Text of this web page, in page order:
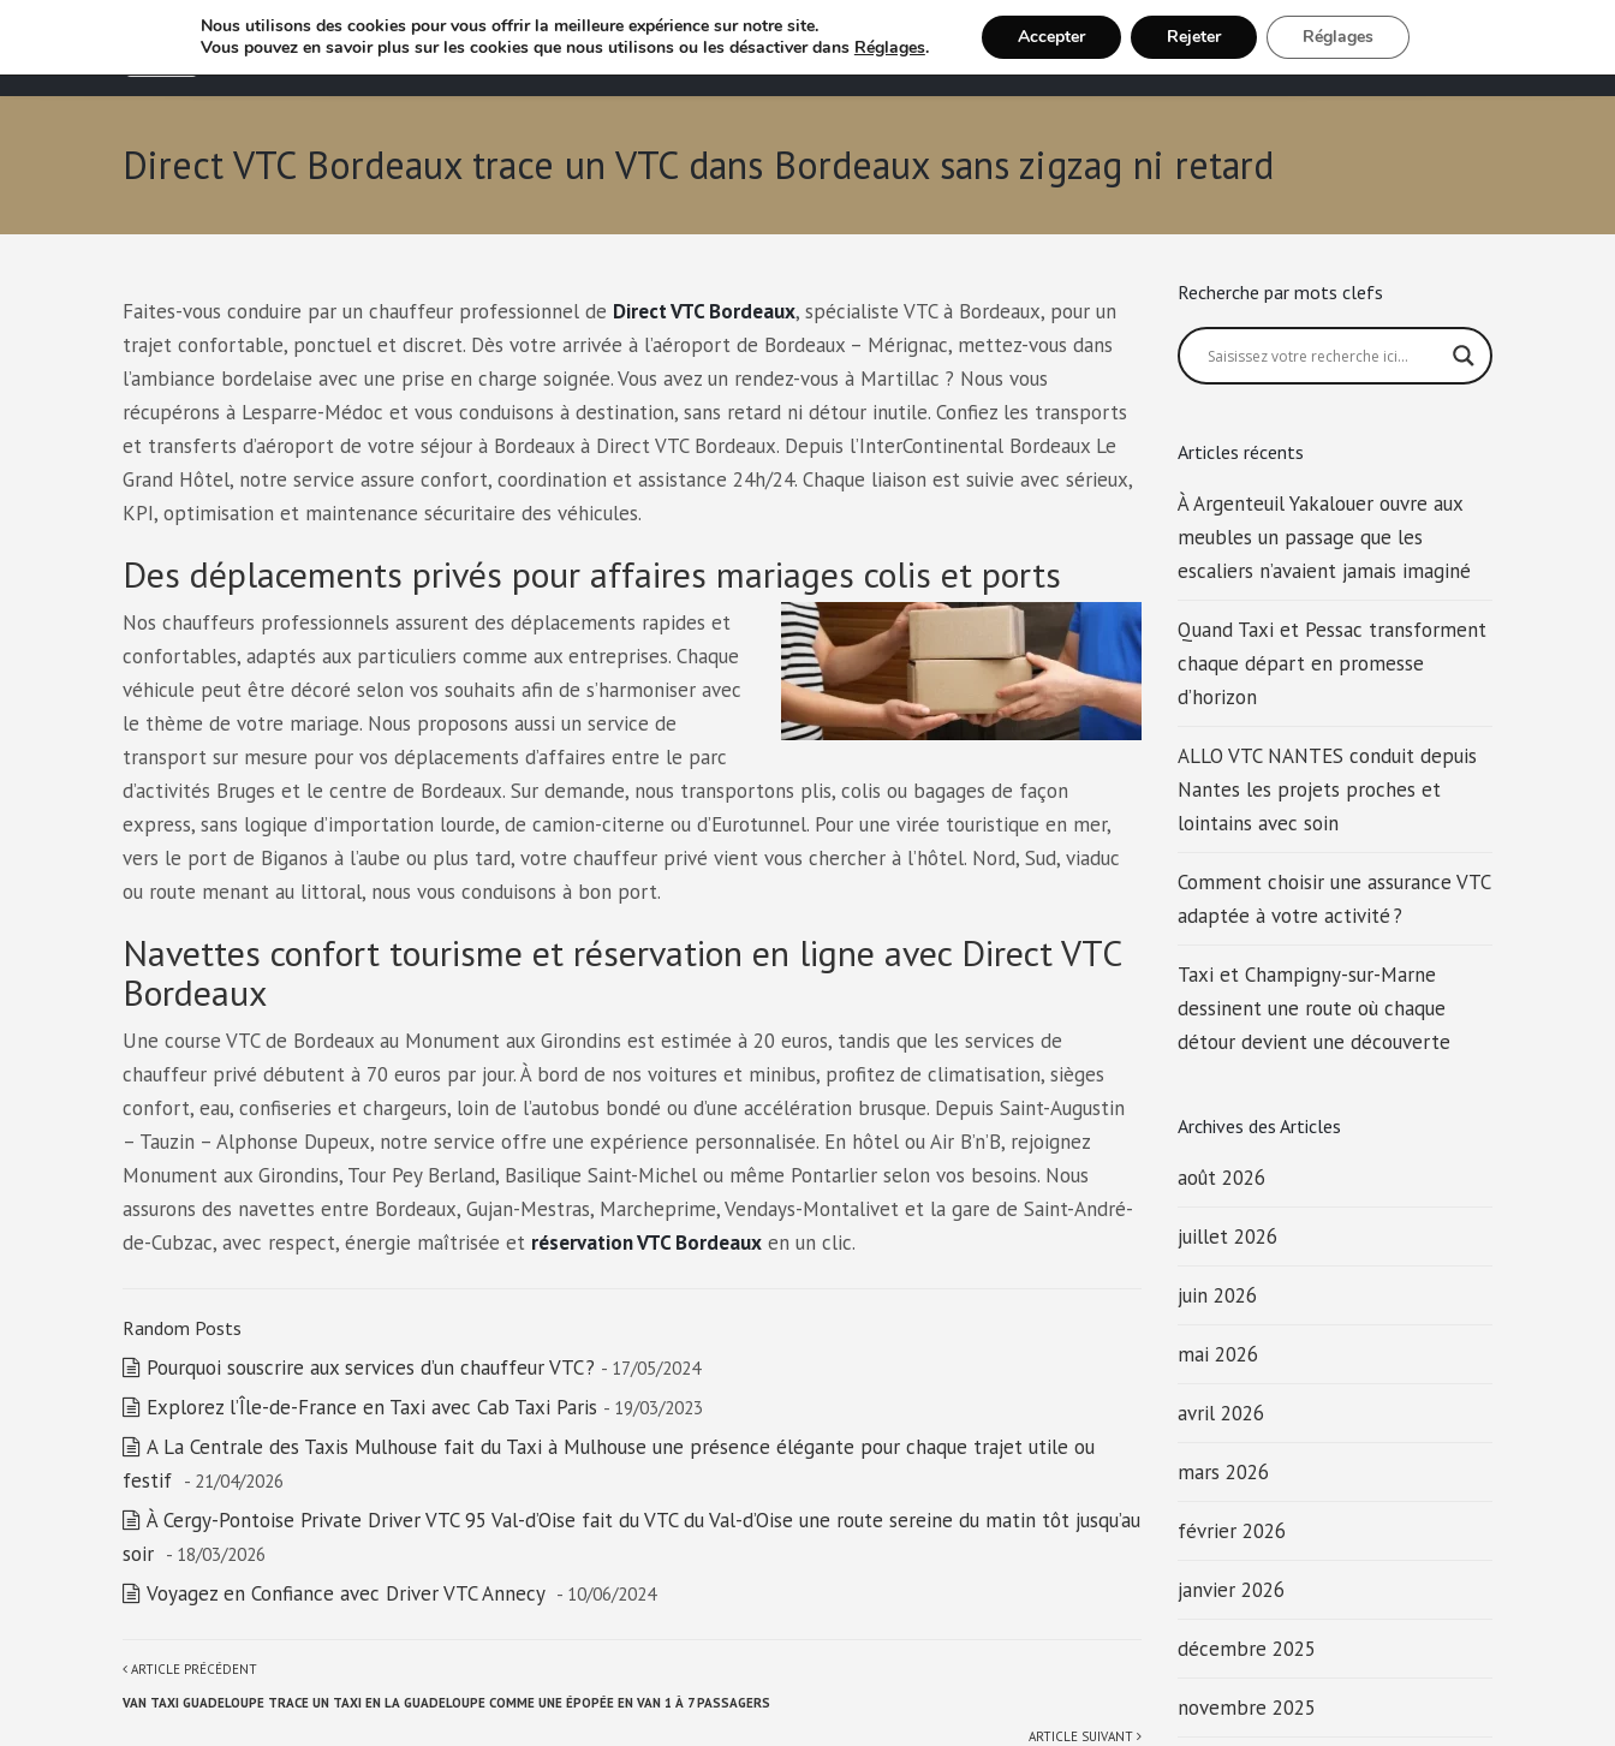
Annuaire VTC Recherche Chauffeur VTC Inscription Chauffeur
Direct VTC Bordeaux trace un VTC dans Bordeaux sans zigzag ni retard
Faites-vous conduire par un chauffeur professionnel de Direct VTC Bordeaux, spécialiste VTC à Bordeaux, pour un
trajet confortable, ponctuel et discret. Dès votre arrivée à l’aéroport de Bordeaux – Mérignac, mettez-vous dans
l’ambiance bordelaise avec une prise en charge soignée. Vous avez un rendez-vous à Martillac ? Nous vous
récupérons à Lesparre-Médoc et vous conduisons à destination, sans retard ni détour inutile. Confiez les transports
et transferts d’aéroport de votre séjour à Bordeaux à Direct VTC Bordeaux. Depuis l’InterContinental Bordeaux Le
Grand Hôtel, notre service assure confort, coordination et assistance 24h/24. Chaque liaison est suivie avec sérieux,
KPI, optimisation et maintenance sécuritaire des véhicules.
Des déplacements privés pour affaires mariages colis et ports
Nos chauffeurs professionnels assurent des déplacements rapides et
confortables, adaptés aux particuliers comme aux entreprises. Chaque
véhicule peut être décoré selon vos souhaits afin de s’harmoniser avec
le thème de votre mariage. Nous proposons aussi un service de
transport sur mesure pour vos déplacements d’affaires entre le parc
d’activités Bruges et le centre de Bordeaux. Sur demande, nous transportons plis, colis ou bagages de façon
express, sans logique d’importation lourde, de camion-citerne ou d’Eurotunnel. Pour une virée touristique en mer,
vers le port de Biganos à l’aube ou plus tard, votre chauffeur privé vient vous chercher à l’hôtel. Nord, Sud, viaduc
ou route menant au littoral, nous vous conduisons à bon port.
Navettes confort tourisme et réservation en ligne avec Direct VTC
Bordeaux
Une course VTC de Bordeaux au Monument aux Girondins est estimée à 20 euros, tandis que les services de
chauffeur privé débutent à 70 euros par jour. À bord de nos voitures et minibus, profitez de climatisation, sièges
confort, eau, confiseries et chargeurs, loin de l’autobus bondé ou d’une accélération brusque. Depuis Saint-Augustin
– Tauzin – Alphonse Dupeux, notre service offre une expérience personnalisée. En hôtel ou Air B’n’B, rejoignez
Monument aux Girondins, Tour Pey Berland, Basilique Saint-Michel ou même Pontarlier selon vos besoins. Nous
assurons des navettes entre Bordeaux, Gujan-Mestras, Marcheprime, Vendays-Montalivet et la gare de Saint-André-
de-Cubzac, avec respect, énergie maîtrisée et réservation VTC Bordeaux en un clic.
Random Posts
Pourquoi souscrire aux services d’un chauffeur VTC ? - 17/05/2024
Explorez l’Île-de-France en Taxi avec Cab Taxi Paris - 19/03/2023
A La Centrale des Taxis Mulhouse fait du Taxi à Mulhouse une présence élégante pour chaque trajet utile ou
festif - 21/04/2026
À Cergy-Pontoise Private Driver VTC 95 Val-d’Oise fait du VTC du Val-d’Oise une route sereine du matin tôt jusqu’au
soir - 18/03/2026
Voyagez en Confiance avec Driver VTC Annecy - 10/06/2024
ARTICLE PRÉCÉDENT
VAN TAXI GUADELOUPE TRACE UN TAXI EN LA GUADELOUPE COMME UNE ÉPOPÉE EN VAN 1 À 7 PASSAGERS
ARTICLE SUIVANT
Recherche par mots clefs
Articles récents
À Argenteuil Yakalouer ouvre aux
meubles un passage que les
escaliers n’avaient jamais imaginé
Quand Taxi et Pessac transforment
chaque départ en promesse
d’horizon
ALLO VTC NANTES conduit depuis
Nantes les projets proches et
lointains avec soin
Comment choisir une assurance VTC
adaptée à votre activité ?
Taxi et Champigny-sur-Marne
dessinent une route où chaque
détour devient une découverte
Archives des Articles
août 2026
juillet 2026
juin 2026
mai 2026
avril 2026
mars 2026
février 2026
janvier 2026
décembre 2025
novembre 2025
Nous utilisons des cookies pour vous offrir la meilleure expérience sur notre site.
Vous pouvez en savoir plus sur les cookies que nous utilisons ou les désactiver dans Réglages. Accepter Rejeter Réglages